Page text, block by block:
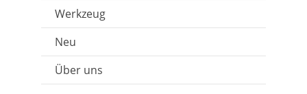
Werkzeug
Neu
Über uns